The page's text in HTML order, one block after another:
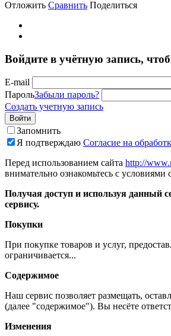
Отложить Сравнить Поделиться
Войдите в учётную запись,
E-mail
ПарольЗабыли пароль?
Создать учетную запись
Войти
Запомнить
Я подтверждаю Согласие на
Перед использованием сайта http://
внимательно ознакомьтесь с
Получая доступ и используя данный
сервису.
Покупки
При покупке товаров и услуг,
ограничивается...
Содержимое
Наш сервис позволяет размещать,
(далее "содержимое"). Вы несёте
Изменения